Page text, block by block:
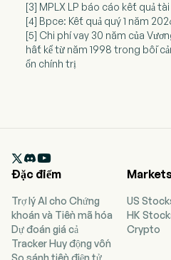
[3] MPLX LP báo cáo kết quả
[4] Bpce: Kết quả quý 1 năm
[5] Chi phí vay 30 năm của
hất kể từ năm 1998 trong bối
ổn chính trị

Đặc điểm
Trợ lý AI cho Chứng
khoán và Tiền mã hóa
Dự đoán giá cả
Tracker Huy động vốn
So sánh tiền điện tử
US
HK
Crypto